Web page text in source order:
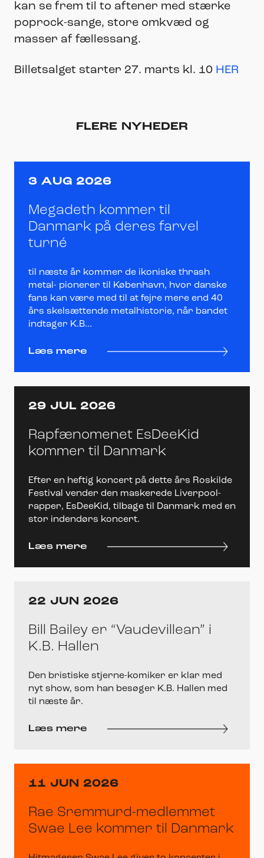
kan se frem til to aftener med stærke
poprock-sange, store omkvæd og
masser af fællessang.
Billetsalget starter 27. marts kl. 10 HER
FLERE NYHEDER
3 AUG 2026
Megadeth kommer til
Danmark på deres farvel
turné
til næste år kommer de ikoniske thrash
metal- pionerer til København, hvor danske
fans kan være med til at fejre mere end 40
års skelsættende metalhistorie, når bandet
indtager K.B...
Læs mere
29 JUL 2026
Rapfænomenet EsDeeKid
kommer til Danmark
Efter en heftig koncert på dette års Roskilde
Festival vender den maskerede Liverpool-
rapper, EsDeeKid, tilbage til Danmark med en
stor indendørs koncert.
Læs mere
22 JUN 2026
Bill Bailey er “Vaudevillean” i
K.B. Hallen
Den bristiske stjerne-komiker er klar med
nyt show, som han besøger K.B. Hallen med
til næste år.
Læs mere
11 JUN 2026
Rae Sremmurd-medlemmet
Swae Lee kommer til Danmark